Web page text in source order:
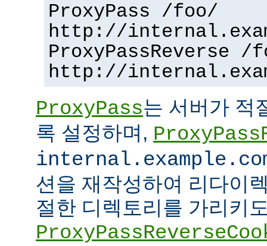
ProxyPass /foo/
http://
ProxyPassReverse /
http://
ProxyPass는 서버가 적
록 설정하며,
션을 재작성하여 리다이
절한 디렉토리를 가리키